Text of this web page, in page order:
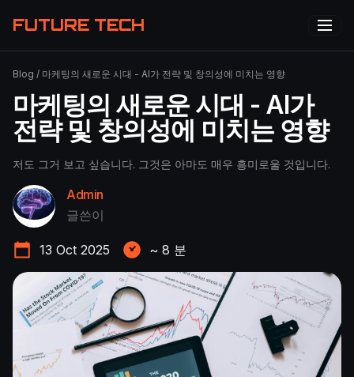
FUTURE TECH
Blog / 마케팅의 새로운 시대 - AI가 전략 및 창의성에 미치는 영향
마케팅의 새로운 시대 - AI가
전략 및 창의성에 미치는 영향
저도 그거 보고 싶습니다. 그것은 아마도 매우 흥미로울 것입니다.
Admin
글쓴이
13 Oct 2025 ~ 8 분